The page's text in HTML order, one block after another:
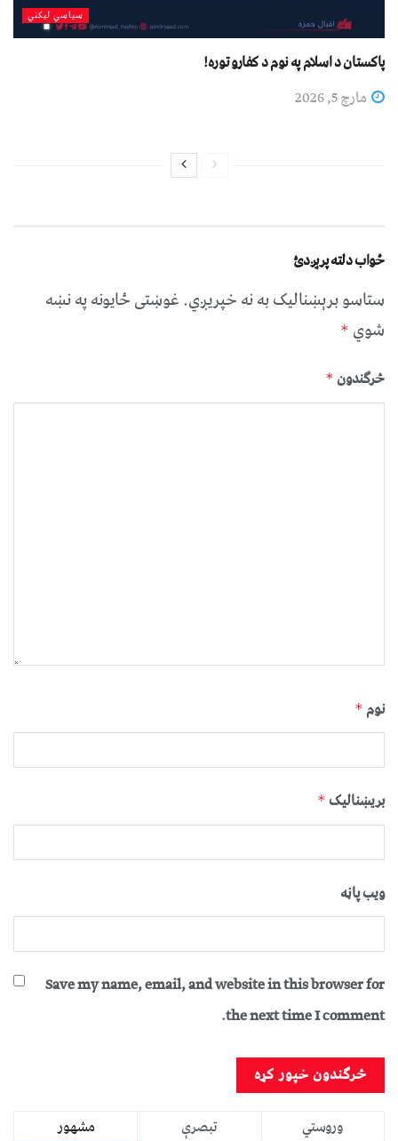
سیاسي لیکني
پاکستان د اسلام په نوم د کفارو توره!
مارچ 5, 2026
ځواب دلته پرېږدئ
ستاسو برېښناليک به نه خپريږي.غوښتى ځایونه په نښه
شوي *
څرگندون *
نوم *
بریښنالیک *
ویب پاڼه
Save my name, email, and website in this browser for
the next time I comment.
مشهور تبصرې
وروستي